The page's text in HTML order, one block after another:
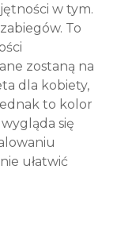
w tym.
To
zostaną na
dla kobiety,
to kolor
się
ułatwić